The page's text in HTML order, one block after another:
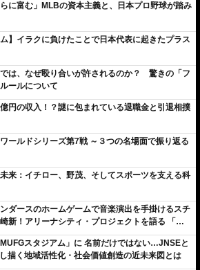
らに富む」MLBの資本主義と、日本プロ野球が踏み
ム】イラクに負けたことで日本代表に起きたプラス
は、なぜ殴り合いが許されるのか？ 驚きの「フ
ールについて
円の収入！？謎に包まれている退職金と引退相撲
ールドシリーズ第7戦 ～３つの名場面で振り返る
来：イチロー、野茂、そしてスポーツを支える科
ダースのホームゲームで音楽演出を手掛けるスチ
新！アリーナシティ・プロジェクトを語る 「楽
しょ。川崎は、ずっと成長曲線だから」
スタジアム」に 名前だけではない…JNSEと
描く地域活性化・社会価値創造の近未来図とは